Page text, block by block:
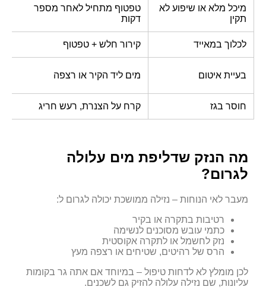
מיכל מלא או שיפוע לא
תקין
טפטוף מתחיל לאחר מספר
דקות
לכלוך במאייד קירור חלש + טפטוף
בעיית איטום מים ליד הקיר או רצפה
חוסר בגז קרח על הצנרת, רעש חריג
מה הנזק שדליפת מים עלולה
לגרום?
מעבר לאי הנוחות – נזילה ממושכת יכולה לגרום ל:
רטיבות בתקרה או בקיר
כתמי עובש מסוכנים לנשימה
נזק לחשמל או לתקרה אקוסטית
הרס של רהיטים, שטיחים או רצפה מעץ
לכן מומלץ לא לדחות טיפול – במיוחד אם אתה גר בקומות
עליונות, שם נזילה עלולה להזיק גם לשכנים.